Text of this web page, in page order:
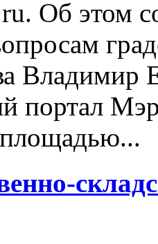
Об этом
Владимир
портал